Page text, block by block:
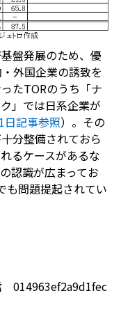
盤発展のため、優
外国企業の誘致を
たTORのうち「ナ
」では日系企業が
日記事参照）。その
分整備されておら
るケースがあるな
認識が広まってお
も問題提起されてい
014963ef2a9d1fec